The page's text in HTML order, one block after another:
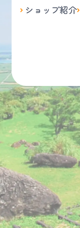
ショップ紹介